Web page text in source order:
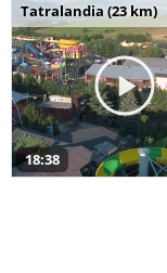
Tatralandia (23 km)
18:38